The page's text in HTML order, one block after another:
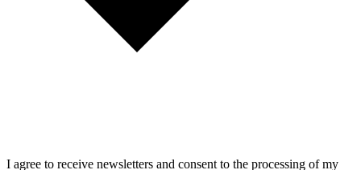
I agree to receive newsletters and consent to the processing of my